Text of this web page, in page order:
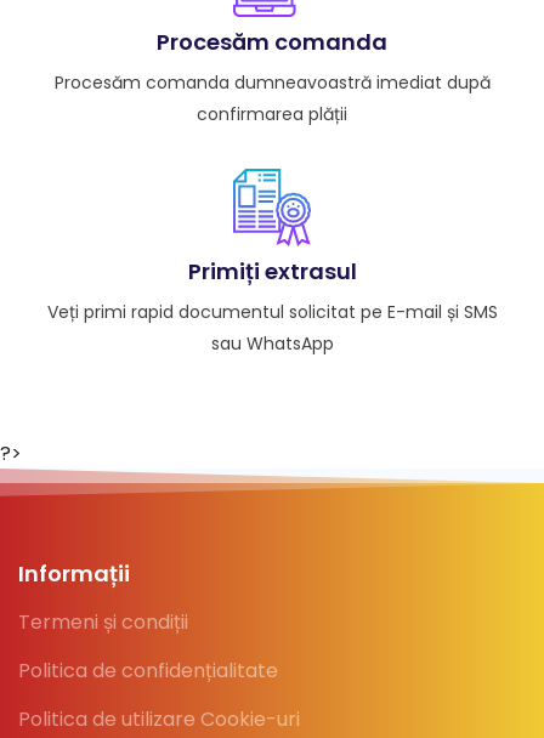
Procesăm comanda
Procesăm comanda dumneavoastră imediat după
confirmarea plății
Primiți extrasul
Veți primi rapid documentul solicitat pe E-mail și SMS
sau WhatsApp
?>
Informații
Termeni și condiții
Politica de confidențialitate
Politica de utilizare Cookie-uri